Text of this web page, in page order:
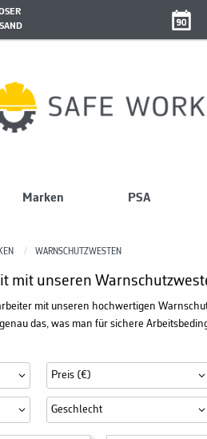
Marken PSA
WARNSCHUTZWESTEN
mit unseren
mit unseren hochwertigen
das, was man für sichere
Preis (€)
Geschlecht